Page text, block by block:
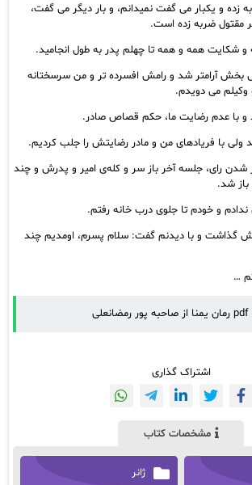
زده و یکبار می گفت نمیدانم، و بار دیگر می گفت،
مقتول ضربه زده است.
و شکایت همه و همه تا چهلم پدر به طول انجامید.
بخش آرامتر شد و رامش افسرده تر و من سرسختانه
وکیلم می دویدم.
و با عدم رضایت ما، حکم قصاص صادر.
ولی با فریادهای من و مادر رضایتش را جلب کردیم‌.
شدن رای، جلسه آخر باز سر و کله‌ی امیر و پدرش و چند
شد.
ندادم و خودم تا جلوی درب خانه رفتم.
گذاشت و با دیدنم گفت: سلام پسرم، اومدیم چند
…
اشتراک گذاری
مشخصات کتاب
ژانر